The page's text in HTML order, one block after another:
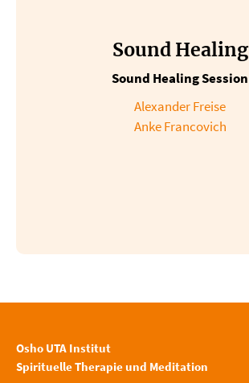
Sound Healing
Sound Healing Session
Alexander Freise
Anke Francovich
Osho UTA Institut
Spirituelle Therapie und Meditation